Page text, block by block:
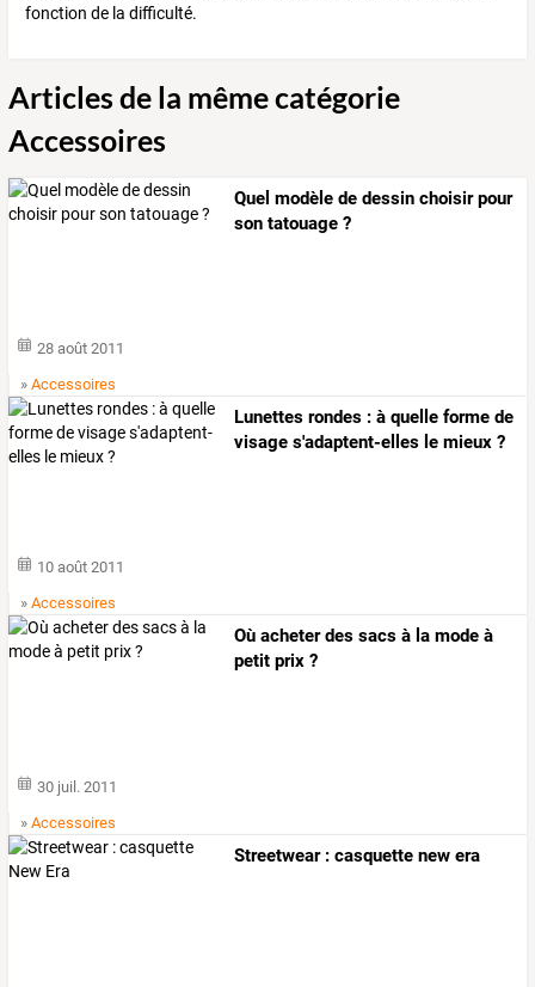
fonction de la difficulté.
Articles de la même catégorie
Accessoires
Quel modèle de dessin choisir pour
son tatouage ?
28 août 2011
»Accessoires
Lunettes rondes : à quelle forme de
visage s'adaptent-elles le mieux ?
10 août 2011
»Accessoires
Où acheter des sacs à la mode à
petit prix ?
30 juil. 2011
»Accessoires
Streetwear : casquette new era